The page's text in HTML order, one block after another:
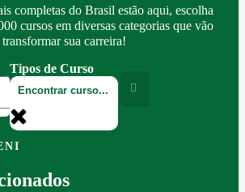
completas do Brasil estão aqui, escolha
cursos em diversas categorias que vão
transformar sua carreira!
Tipos de Curso